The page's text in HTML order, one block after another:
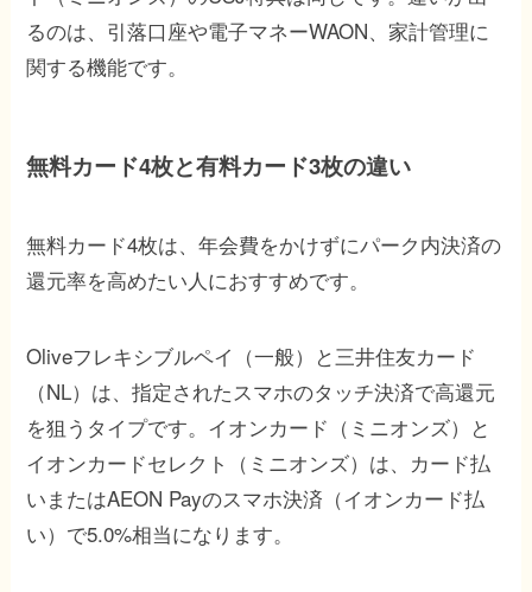
るのは、引落口座や電子マネーWAON、家計管理に
関する機能です。
無料カード4枚と有料カード3枚の違い
無料カード4枚は、年会費をかけずにパーク内決済の
還元率を高めたい人におすすめです。
Oliveフレキシブルペイ（一般）と三井住友カード
（NL）は、指定されたスマホのタッチ決済で高還元
を狙うタイプです。イオンカード（ミニオンズ）と
イオンカードセレクト（ミニオンズ）は、カード払
いまたはAEON Payのスマホ決済（イオンカード払
い）で5.0%相当になります。